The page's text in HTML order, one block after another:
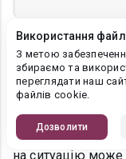
Аля
19.08.2022,
Привіт, моя
Аврора... Люто((
тримати
на ситуацію
Використання
З метою
збираємо та
переглядати наш
файлів cookie.
Дозволити